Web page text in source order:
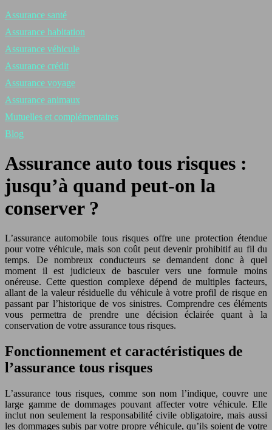
Assurance santé
Assurance habitation
Assurance véhicule
Assurance crédit
Assurance voyage
Assurance animaux
Mutuelles et complémentaires
Blog
Assurance auto tous risques :
jusqu’à quand peut-on la
conserver ?
L’assurance automobile tous risques offre une protection étendue
pour votre véhicule, mais son coût peut devenir prohibitif au fil du
temps. De nombreux conducteurs se demandent donc à quel
moment il est judicieux de basculer vers une formule moins
onéreuse. Cette question complexe dépend de multiples facteurs,
allant de la valeur résiduelle du véhicule à votre profil de risque en
passant par l’historique de vos sinistres. Comprendre ces éléments
vous permettra de prendre une décision éclairée quant à la
conservation de votre assurance tous risques.
Fonctionnement et caractéristiques de
l’assurance tous risques
L’assurance tous risques, comme son nom l’indique, couvre une
large gamme de dommages pouvant affecter votre véhicule. Elle
inclut non seulement la responsabilité civile obligatoire, mais aussi
les dommages subis par votre propre véhicule, qu’ils soient de votre